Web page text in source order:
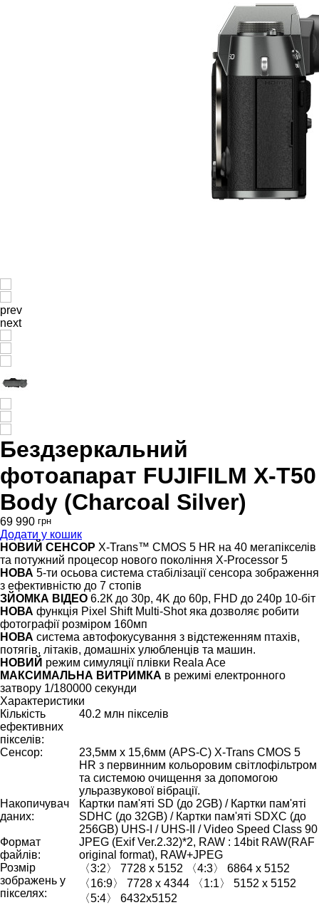
prev
next
Бездзеркальний
фотоапарат FUJIFILM X-T50
Body (Charcoal Silver)
69 990 грн
Додати у кошик
НОВИЙ СЕНСОР X-Trans™ CMOS 5 HR на 40 мегапікселів
та потужний процесор нового покоління X-Processor 5
НОВА 5-ти осьова система стабілізації сенсора зображення
з ефективністю до 7 стопів
ЗЙОМКА ВІДЕО 6.2К до 30р, 4K до 60p, FHD до 240p 10-біт
НОВА функція Pixel Shift Multi-Shot яка дозволяє робити
фотографії розміром 160мп
НОВА система автофокусування з відстеженням птахів,
потягів, літаків, домашніх улюбленців та машин.
НОВИЙ режим симуляції плівки Reala Ace
МАКСИМАЛЬНА ВИТРИМКА в режимі електронного
затвору 1/180000 секунди
Характеристики
Кількість
ефективних
пікселів:
40.2 млн пікселів
Сенсор:
23,5мм x 15,6мм (APS-C) X-Trans CMOS 5
HR з первинним кольоровим світлофільтром
та системою очищення за допомогою
ульразвукової вібрації.
Накопичувач
даних:
Картки пам'яті SD (до 2GB) / Картки пам'яті
SDHC (до 32GB) / Картки пам'яті SDXC (до
256GB) UHS-I / UHS-II / Video Speed Class 90
Формат
файлів:
JPEG (Exif Ver.2.32)*2, RAW : 14bit RAW(RAF
original format), RAW+JPEG
Розмір
зображень у
пікселях:
〈3:2〉 7728 x 5152 〈4:3〉 6864 x 5152
〈16:9〉 7728 x 4344 〈1:1〉 5152 x 5152
〈5:4〉 6432x5152